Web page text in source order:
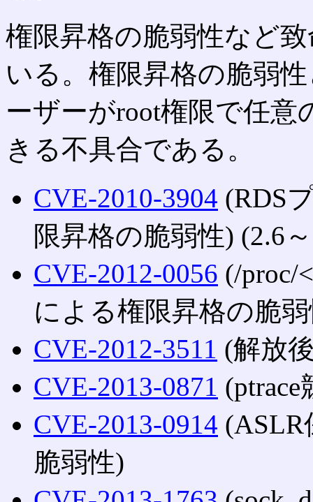
権限昇格の脆弱性など
いる。権限昇格の脆弱
ーザーがroot権限で任
きる不具合である。
CVE-2010-3904 (RDS
限昇格の脆弱性) (2.6
CVE-2012-0056 (/proc/
による権限昇格の脆弱
CVE-2012-3511 (解放
CVE-2013-0871
CVE-2013-0914
脆弱性)